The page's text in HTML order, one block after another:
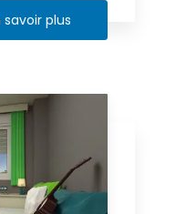
savoir plus